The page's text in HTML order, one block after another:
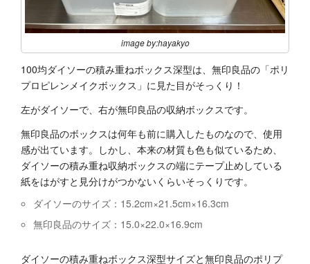
image by:hayakyo
100均ダイソーの積み重ねボックス深型は、無印良品の「ポリ
プロピレンメイクボックス」に見た目がそっくり！
左がダイソーで、右が無印良品の収納ボックスです。
無印良品のボックスは何年も前に購入したものなので、使用
感が出ています。しかし、本来の材質も色も似ているため、
ダイソーの積み重ね収納ボックスの端にテープ止めしている
紙をはがすと見分けがつかないくらいそっくりです。
ダイソーのサイズ：15.2cm×21.5cm×16.3cm
無印良品のサイズ：15.0×22.0×16.9cm
ダイソーの積み重ねボックス深型サイズと無印良品のポリプ